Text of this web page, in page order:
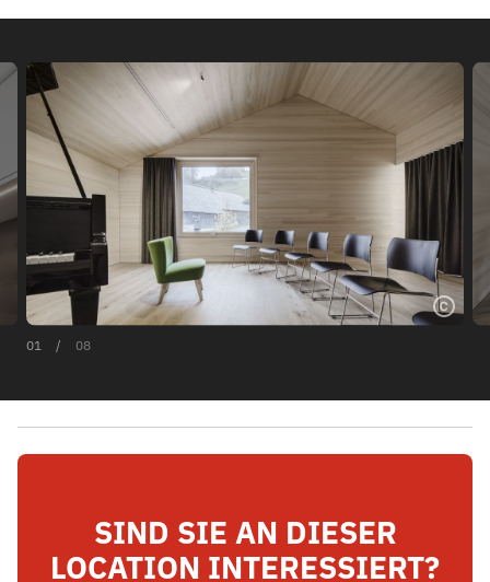
01 / 08
SIND SIE AN DIESER
LOCATION INTERESSIERT?